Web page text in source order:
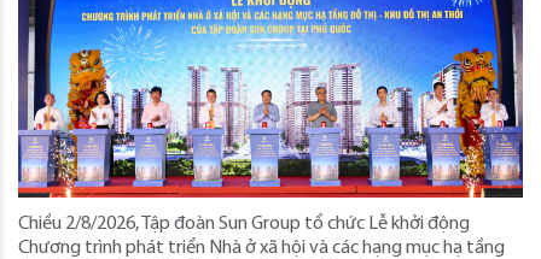
Chiều 2/8/2026, Tập đoàn Sun Group tổ chức Lễ khởi động
Chương trình phát triển Nhà ở xã hội và các hạng mục hạ tầng